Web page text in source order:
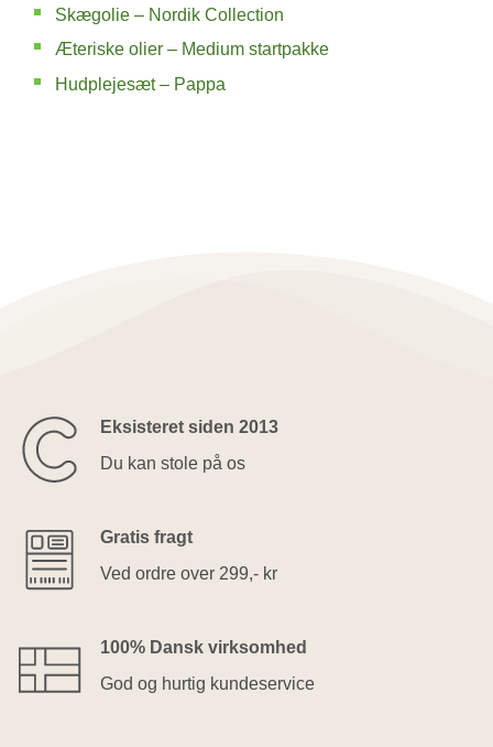
Skægolie – Nordik Collection
Æteriske olier – Medium startpakke
Hudplejesæt – Pappa
Eksisteret siden 2013
Du kan stole på os
Gratis fragt
Ved ordre over 299,- kr
100% Dansk virksomhed
God og hurtig kundeservice